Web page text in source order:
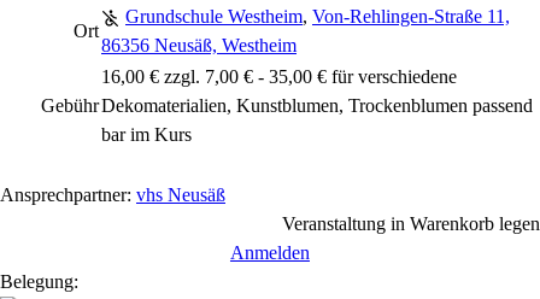
Ort
Grundschule Westheim, Von-Rehlingen-Straße 11,
86356 Neusäß, Westheim
Gebühr
16,00 € zzgl. 7,00 € - 35,00 € für verschiedene
Dekomaterialien, Kunstblumen, Trockenblumen passend
bar im Kurs
Ansprechpartner: vhs Neusäß
Veranstaltung in Warenkorb legen
Anmelden
Belegung: